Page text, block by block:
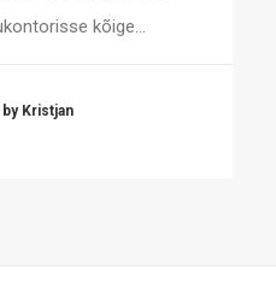
lõplikult paigas…
by Kristjan